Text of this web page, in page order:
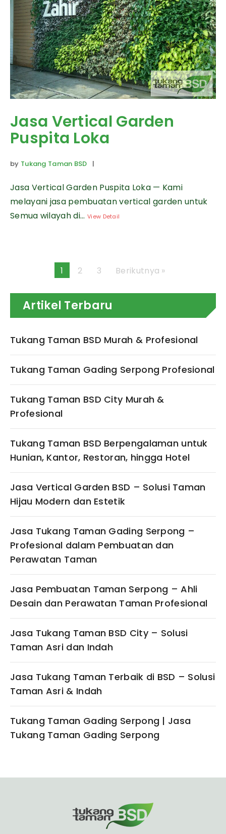
Jasa Vertical Garden
Puspita Loka
by Tukang Taman BSD |
Jasa Vertical Garden Puspita Loka — Kami
melayani jasa pembuatan vertical garden untuk
Semua wilayah di...View Detail
1 2 3 Berikutnya »
Artikel Terbaru
Tukang Taman BSD Murah & Profesional
Tukang Taman Gading Serpong Profesional
Tukang Taman BSD City Murah &
Profesional
Tukang Taman BSD Berpengalaman untuk
Hunian, Kantor, Restoran, hingga Hotel
Jasa Vertical Garden BSD – Solusi Taman
Hijau Modern dan Estetik
Jasa Tukang Taman Gading Serpong –
Profesional dalam Pembuatan dan
Perawatan Taman
Jasa Pembuatan Taman Serpong – Ahli
Desain dan Perawatan Taman Profesional
Jasa Tukang Taman BSD City – Solusi
Taman Asri dan Indah
Jasa Tukang Taman Terbaik di BSD – Solusi
Taman Asri & Indah
Tukang Taman Gading Serpong | Jasa
Tukang Taman Gading Serpong